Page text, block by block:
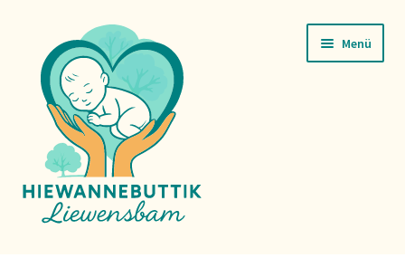
Navigation
springen
Inhalt
springen
Menü